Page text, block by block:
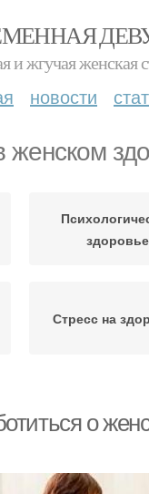
и жгучая женская
новости
женском
здоровье
Стресс на
о